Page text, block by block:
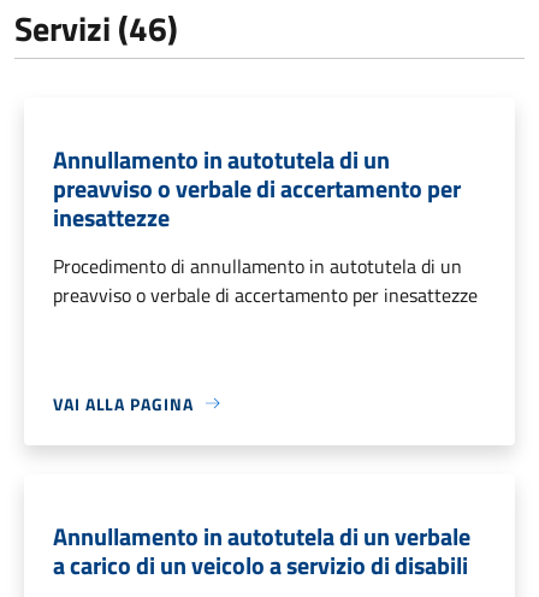
Servizi (46)
Annullamento in autotutela di un
preavviso o verbale di accertamento per
inesattezze
Procedimento di annullamento in autotutela di un
preavviso o verbale di accertamento per inesattezze
VAI ALLA PAGINA
Annullamento in autotutela di un verbale
a carico di un veicolo a servizio di disabili